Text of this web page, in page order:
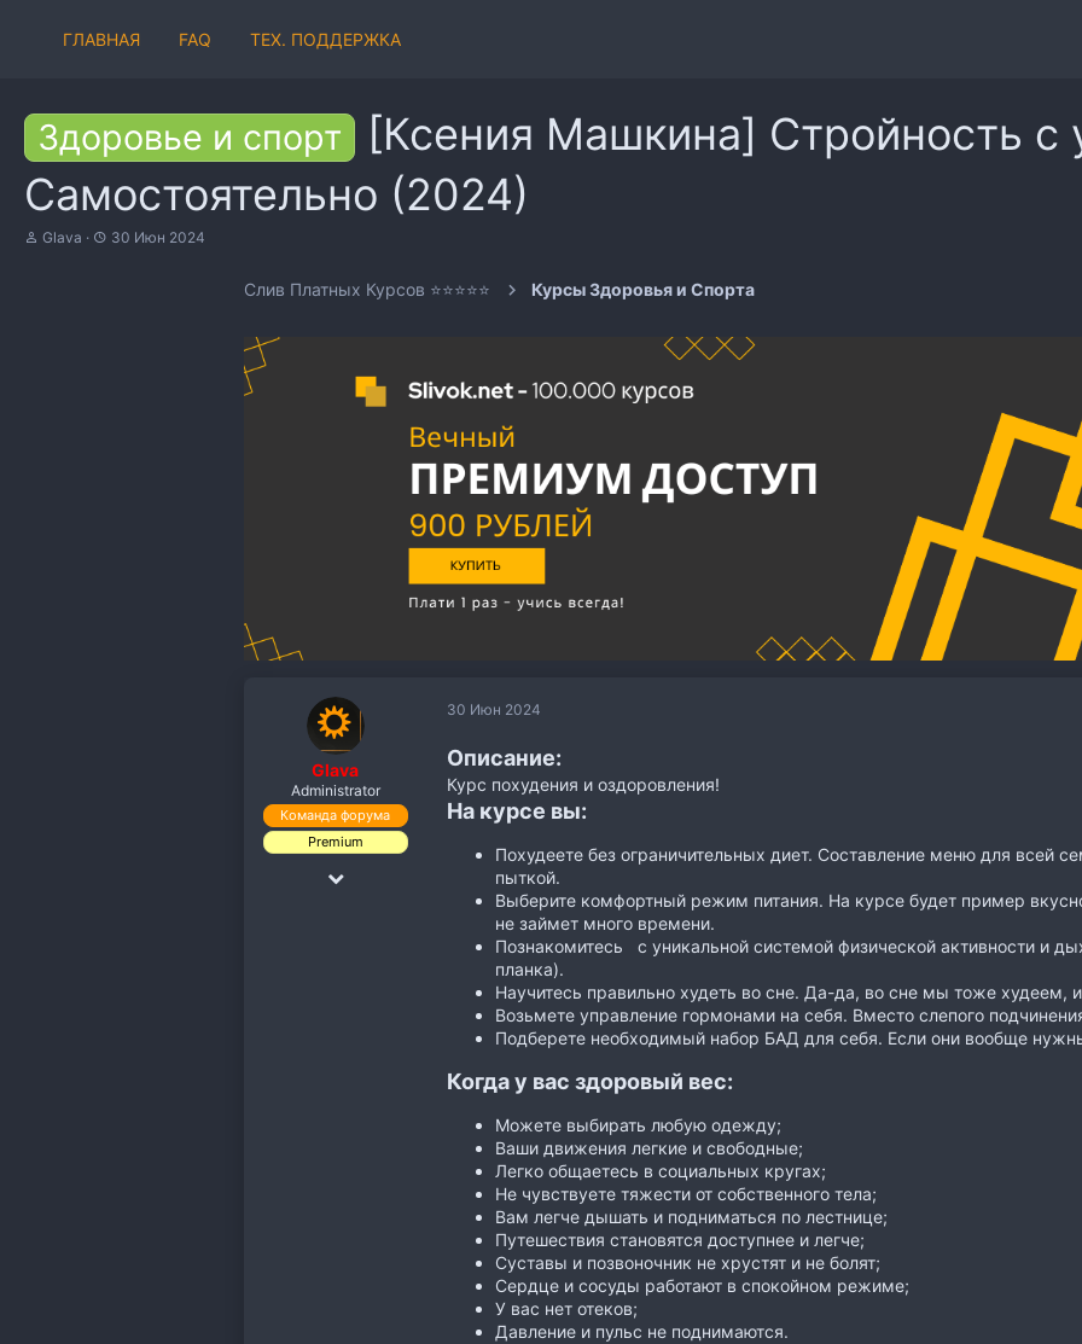
ГЛАВНАЯ FAQ ТЕХ. ПОДДЕРЖКА
Здоровье и спорт
[Ксения Машкина] Стройность с
Самостоятельно (2024)
А
Glava
Д
30 Июн 2024
Слив Платных Курсов ⭐⭐⭐⭐⭐ Курсы Здоровья и Спорта
Glava
Administrator
Команда форума
Premium
18 Дек 2018
30 Июн 2024
Описание:
Курс похудения и оздоровления!
На курсе вы:
Похудеете без ограничительных диет. Составление меню для всей
пыткой.
Выберите комфортный режим питания. На курсе будет пример
не займет много времени.
Познакомитесь с уникальной системой физической активности и
планка).
Научитесь правильно худеть во сне. Да-да, во сне мы тоже худеем,
Возьмете управление гормонами на себя. Вместо слепого
Подберете необходимый набор БАД для себя. Если они вообще
Когда у вас здоровый вес:
Можете выбирать любую одежду;
Ваши движения легкие и свободные;
Легко общаетесь в социальных кругах;
Не чувствуете тяжести от собственного тела;
Вам легче дышать и подниматься по лестнице;
Путешествия становятся доступнее и легче;
Суставы и позвоночник не хрустят и не болят;
Сердце и сосуды работают в спокойном режиме;
У вас нет отеков;
Давление и пульс не поднимаются.